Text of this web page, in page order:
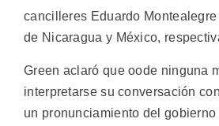
cancilleres Eduardo
de Nicaragua y México,
Green aclaró que oode ninguna
interpretarse su conversación
un pronunciamiento del